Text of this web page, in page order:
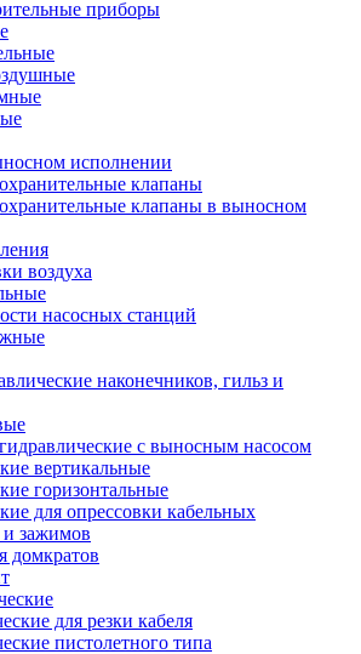
приборы
исполнении
клапаны
клапаны в выносном
воздуха
насосных станций
наконечников, гильз и
с выносным насосом
вертикальные
горизонтальные
для опрессовки кабельных
и зажимов
домкратов
для резки кабеля
пистолетного типа